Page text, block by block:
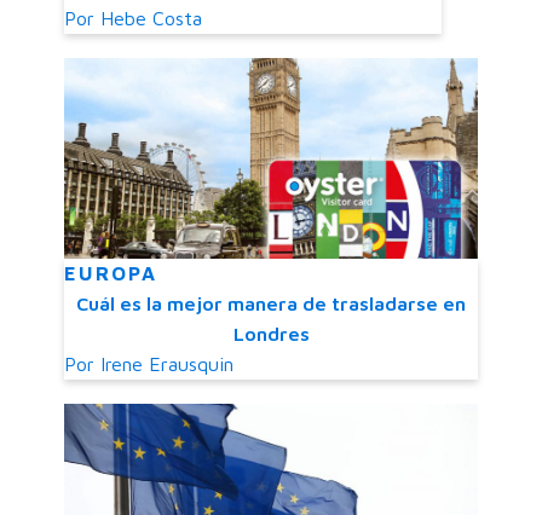
Por Hebe Costa
EUROPA
Cuál es la mejor manera de trasladarse en
Londres
Por Irene Erausquin